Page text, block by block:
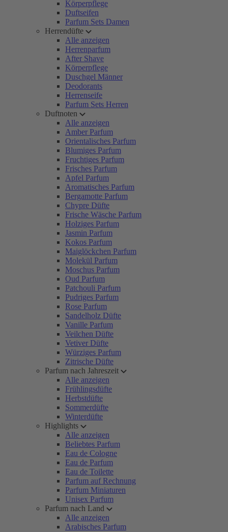
Körperpflege
Duftseifen
Parfum Sets Damen
Herrendüfte
Alle anzeigen
Herrenparfum
After Shave
Körperpflege
Duschgel Männer
Deodorants
Herrenseife
Parfum Sets Herren
Duftnoten
Alle anzeigen
Amber Parfum
Orientalisches Parfum
Blumiges Parfum
Fruchtiges Parfum
Frisches Parfum
Apfel Parfum
Aromatisches Parfum
Bergamotte Parfum
Chypre Düfte
Frische Wäsche Parfum
Holziges Parfum
Jasmin Parfum
Kokos Parfum
Maiglöckchen Parfum
Molekül Parfum
Moschus Parfum
Oud Parfum
Patchouli Parfum
Pudriges Parfum
Rose Parfum
Sandelholz Düfte
Vanille Parfum
Veilchen Düfte
Vetiver Düfte
Würziges Parfum
Zitrische Düfte
Parfum nach Jahreszeit
Alle anzeigen
Frühlingsdüfte
Herbstdüfte
Sommerdüfte
Winterdüfte
Highlights
Alle anzeigen
Beliebtes Parfum
Eau de Cologne
Eau de Parfum
Eau de Toilette
Parfum auf Rechnung
Parfum Miniaturen
Unisex Parfum
Parfum nach Land
Alle anzeigen
Arabisches Parfum